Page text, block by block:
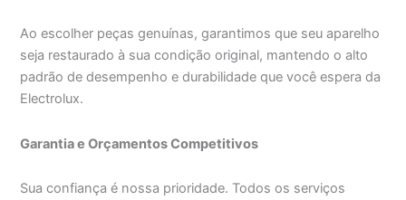
Ao escolher peças genuínas, garantimos que seu aparelho
seja restaurado à sua condição original, mantendo o alto
padrão de desempenho e durabilidade que você espera da
Electrolux.
Garantia e Orçamentos Competitivos
Sua confiança é nossa prioridade. Todos os serviços